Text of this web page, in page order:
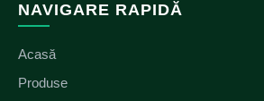
NAVIGARE RAPIDĂ
Acasă
Produse